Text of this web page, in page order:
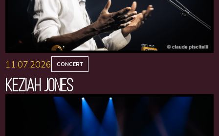
11.07.2026 CONCERT
KEZIAH JONES